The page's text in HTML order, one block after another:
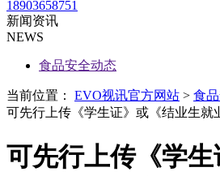
18903658751
新闻资讯
NEWS
食品安全动态
当前位置： EVO视讯官方网站 > 食
可先行上传《学生证》或《结业生就
可先行上传《学